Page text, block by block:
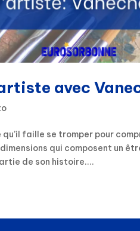
avec
qu’il faille se tromper pour
qui composent un
de son histoire....